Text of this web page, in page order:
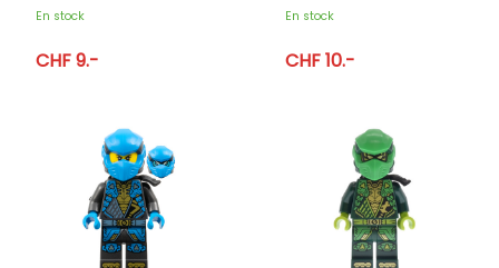
En stock
CHF 9.-
En stock
CHF 10.-